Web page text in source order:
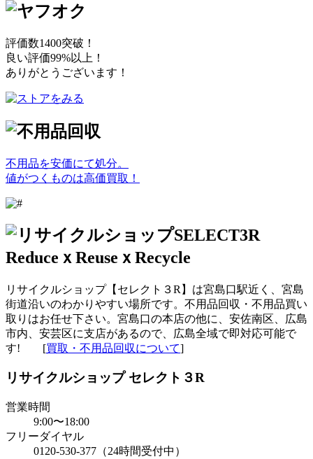
評価数1400突破！
良い評価99%以上！
ありがとうございます！
不用品を安価にて処分。
値がつくものは高価買取！
リサイクルショップ【セレクト３R】は宮島口駅近く、宮島
街道沿いのわかりやすい場所です。不用品回収・不用品買い
取りはお任せ下さい。宮島口の本店の他に、安佐南区、広島
市内、安芸区に支店があるので、広島全域で即対応可能で
す! [買取・不用品回収について]
リサイクルショップ セレクト３R
営業時間
9:00〜18:00
フリーダイヤル
0120-530-377（24時間受付中）